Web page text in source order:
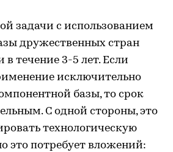
задачи с использованием
дружественных стран
течение 3-5 лет. Если
исключительно
базы, то срок
С одной стороны, это
технологическую
это потребует вложений: